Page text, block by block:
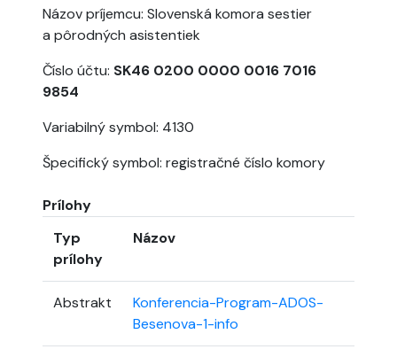
Názov príjemcu: Slovenská komora sestier
a pôrodných asistentiek
Číslo účtu: SK46 0200 0000 0016 7016
9854
Variabilný symbol: 4130
Špecifický symbol: registračné číslo komory
Prílohy
Typ
prílohy
Názov
Abstrakt
Konferencia-Program-ADOS-
Besenova-1-info